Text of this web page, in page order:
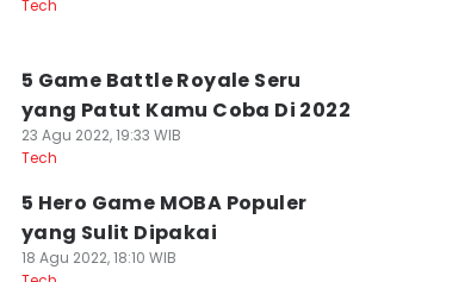
Tech
5 Game Battle Royale Seru
yang Patut Kamu Coba Di 2022
23 Agu 2022, 19:33 WIB
Tech
5 Hero Game MOBA Populer
yang Sulit Dipakai
18 Agu 2022, 18:10 WIB